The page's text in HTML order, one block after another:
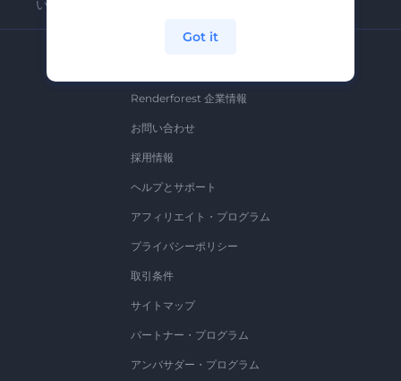
いつでも簡単に解約できます。
Renderforest 企業情報
お問い合わせ
採用情報
ヘルプとサポート
アフィリエイト・プログラム
プライバシーポリシー
取引条件
サイトマップ
パートナー・プログラム
アンバサダー・プログラム
Got it